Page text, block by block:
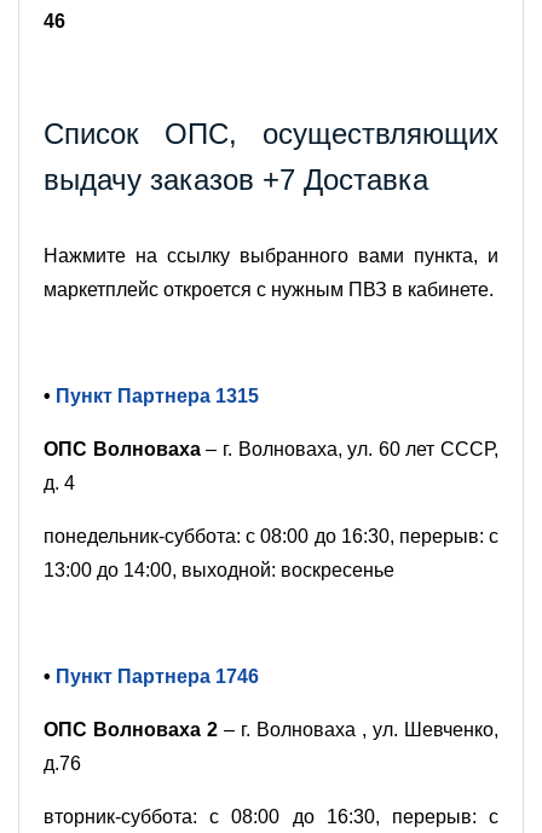
46
Список ОПС, осуществляющих
выдачу заказов +7 Доставка
Нажмите на ссылку выбранного вами пункта, и
маркетплейс откроется с нужным ПВЗ в кабинете.
• Пункт Партнера 1315
ОПС Волноваха– г. Волноваха, ул. 60 лет СССР,
д. 4
понедельник-суббота: с 08:00 до 16:30, перерыв: с
13:00 до 14:00, выходной: воскресенье
• Пункт Партнера 1746
ОПС Волноваха 2 – г. Волноваха , ул. Шевченко,
д.76
вторник-суббота: с 08:00 до 16:30, перерыв: с